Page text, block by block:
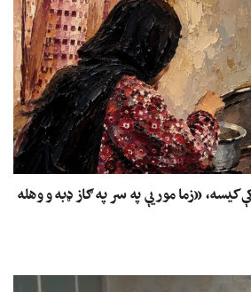
کیسه، «زما مور یې په سر په ګاز ډبه و وهله